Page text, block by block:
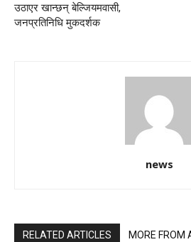
उठाएर खान्छन् बेल्जियमवासी,
जनप्रतिनिधि मुकदर्शक
news
RELATED ARTICLES MORE FROM